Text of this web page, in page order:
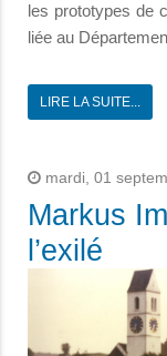
les prototypes de
liée au
LIRE LA SUITE...
mardi, 01
Markus
l’exilé